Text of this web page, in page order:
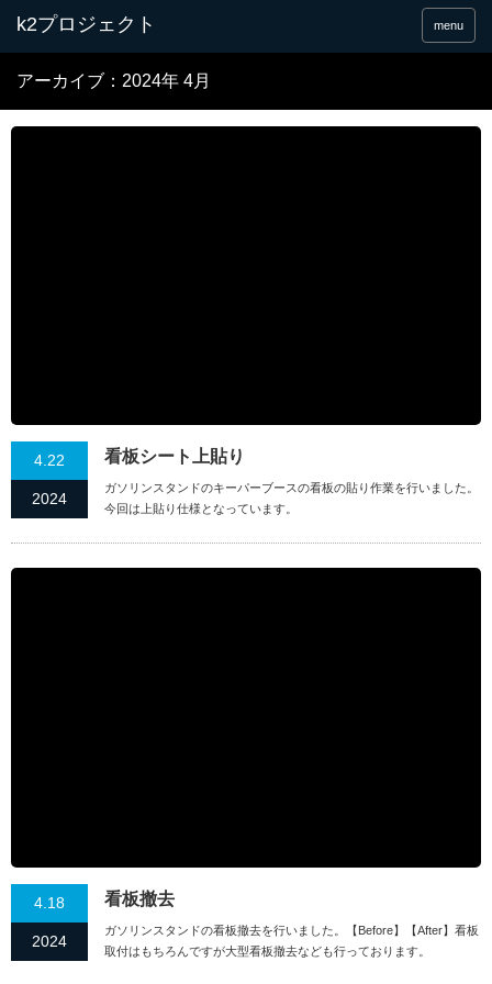
menu
アーカイブ：2024年 4月
4.22
2024
看板シート上貼り
ガソリンスタンドのキーパーブースの看板の貼り作業を行いました。
今回は上貼り仕様となっています。
4.18
2024
看板撤去
ガソリンスタンドの看板撤去を行いました。【Before】【After】看板
取付はもちろんですが大型看板撤去なども行っております。